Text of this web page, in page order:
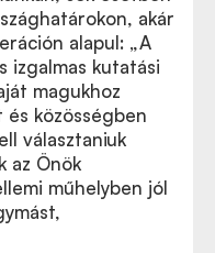
akár
alapul: „A
izgalmas kutatási
magukhoz
és közösségben
választaniuk
az Önök
műhelyben jól